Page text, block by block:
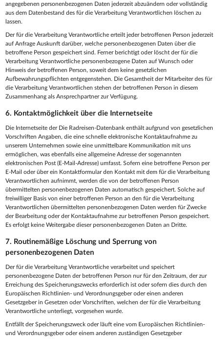
angegebenen personenbezogenen Daten jederzeit abzuändern oder vollständig
aus dem Datenbestand des für die Verarbeitung Verantwortlichen löschen zu
lassen.
Der für die Verarbeitung Verantwortliche erteilt jeder betroffenen Person jederzeit
auf Anfrage Auskunft darüber, welche personenbezogenen Daten über die
betroffene Person gespeichert sind. Ferner berichtigt oder löscht der für die
Verarbeitung Verantwortliche personenbezogene Daten auf Wunsch oder
Hinweis der betroffenen Person, soweit dem keine gesetzlichen
Aufbewahrungspflichten entgegenstehen. Die Gesamtheit der Mitarbeiter des für
die Verarbeitung Verantwortlichen stehen der betroffenen Person in diesem
Zusammenhang als Ansprechpartner zur Verfügung.
6. Kontaktmöglichkeit über die Internetseite
Die Internetseite der Die Radreisen-Datenbank enthält aufgrund von gesetzlichen
Vorschriften Angaben, die eine schnelle elektronische Kontaktaufnahme zu
unserem Unternehmen sowie eine unmittelbare Kommunikation mit uns
ermöglichen, was ebenfalls eine allgemeine Adresse der sogenannten
elektronischen Post (E-Mail-Adresse) umfasst. Sofern eine betroffene Person per
E-Mail oder über ein Kontaktformular den Kontakt mit dem für die Verarbeitung
Verantwortlichen aufnimmt, werden die von der betroffenen Person
übermittelten personenbezogenen Daten automatisch gespeichert. Solche auf
freiwilliger Basis von einer betroffenen Person an den für die Verarbeitung
Verantwortlichen übermittelten personenbezogenen Daten werden für Zwecke
der Bearbeitung oder der Kontaktaufnahme zur betroffenen Person gespeichert.
Es erfolgt keine Weitergabe dieser personenbezogenen Daten an Dritte.
7. Routinemäßige Löschung und Sperrung von
personenbezogenen Daten
Der für die Verarbeitung Verantwortliche verarbeitet und speichert
personenbezogene Daten der betroffenen Person nur für den Zeitraum, der zur
Erreichung des Speicherungszwecks erforderlich ist oder sofern dies durch den
Europäischen Richtlinien- und Verordnungsgeber oder einen anderen
Gesetzgeber in Gesetzen oder Vorschriften, welchen der für die Verarbeitung
Verantwortliche unterliegt, vorgesehen wurde.
Entfällt der Speicherungszweck oder läuft eine vom Europäischen Richtlinien-
und Verordnungsgeber oder einem anderen zuständigen Gesetzgeber